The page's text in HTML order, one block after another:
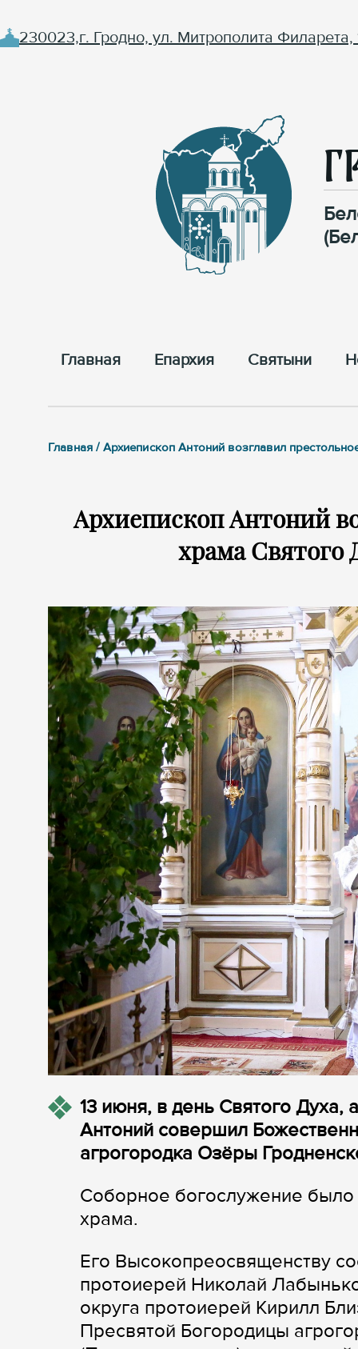
230023,г. Гродно, ул. Митрополита Филарета,
Главная Епархия Cвятыни
Главная / Архиепископ Антоний возглавил
Архиепископ Антоний
храма Святого
13 июня, в день Святого Духа,
Антоний совершил
агрогородка Озёры
Соборное богослужение было
храма.
Его Высокопреосвященству
протоиерей Николай
округа протоиерей Кирилл
Пресвятой Богородицы